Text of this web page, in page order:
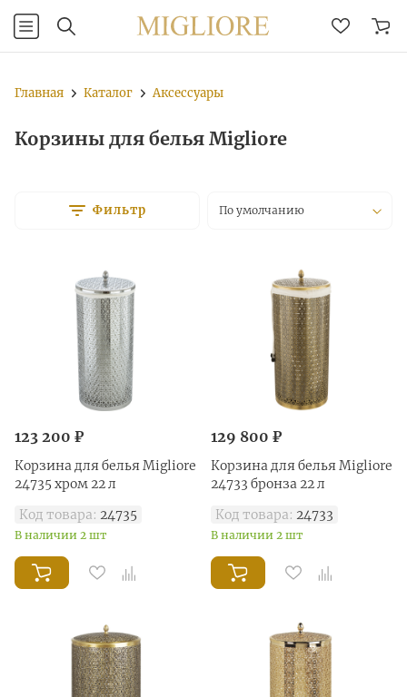
Главная Каталог Аксессуары
Корзины для белья Migliore
Фильтр По умолчанию
123 200 ₽
Корзина для белья Migliore
24735 хром 22 л
Код товара: 24735
В наличии 2 шт
129 800 ₽
Корзина для белья Migliore
24733 бронза 22 л
Код товара: 24733
В наличии 2 шт